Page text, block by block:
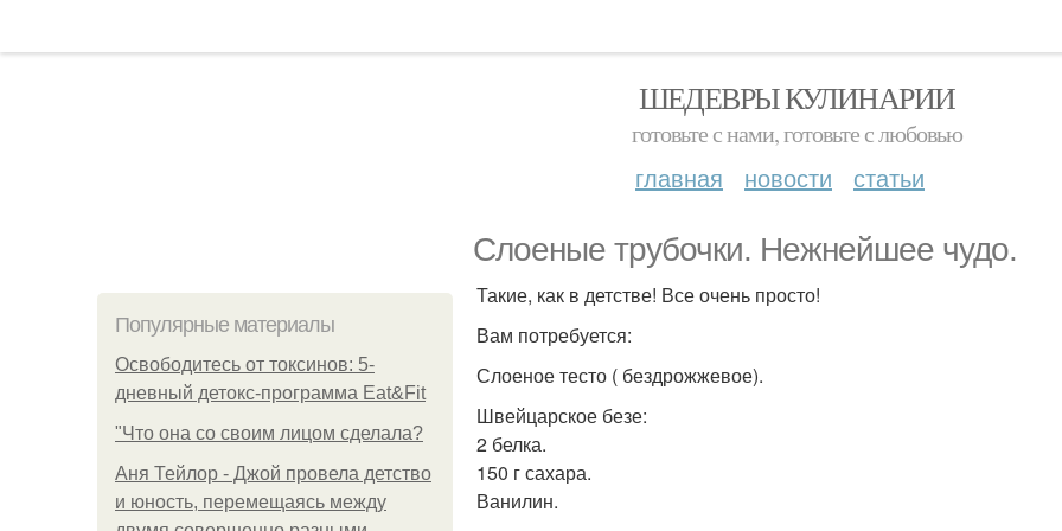
ШЕДЕВРЫ КУЛИНАРИИ
готовьте с нами, готовьте с любовью
главная новости статьи
Слоеные трубочки. Нежнейшее чудо.
Популярные материалы
Освободитесь от токсинов: 5-
дневный детокс-программа Eat&Fit
"Что она со своим лицом сделала?
Аня Тейлор - Джой провела детство
и юность, перемещаясь между
Такие, как в детстве! Все очень просто!
Вам потребуется:
Слоеное тесто ( бездрожжевое).
Швейцарское безе:
2 белка.
150 г сахара.
Ванилин.